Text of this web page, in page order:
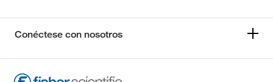
Conéctese con nosotros